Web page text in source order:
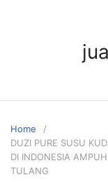
Home
DUZI PURE SUSU
DI INDONESIA
TULANG